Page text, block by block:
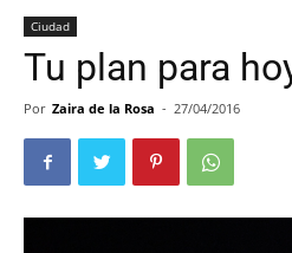
Ciudad
Tu plan para
Por Zaira de la Rosa - 27/04/2016